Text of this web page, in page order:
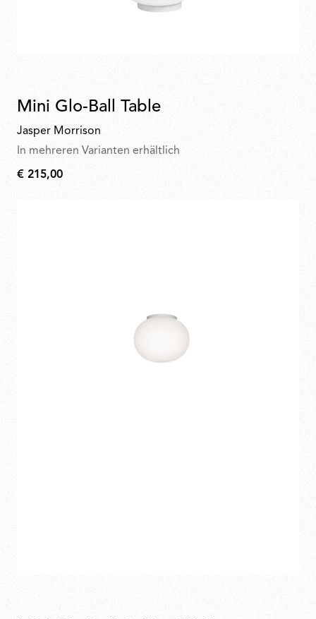
Mini Glo-Ball Table
Jasper Morrison
In mehreren Varianten erhältlich
€
€ 215,00